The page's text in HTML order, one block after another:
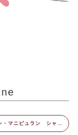
・マニピュラン シャン
NM (Negociant Manip